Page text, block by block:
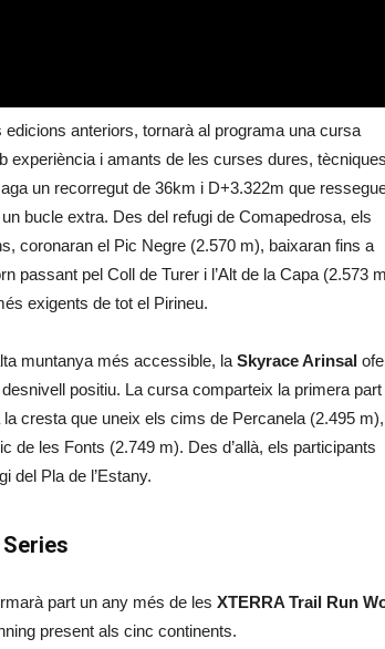
anteriors, tornarà al programa una cursa
experiència i amants de les curses dures,
un recorregut de 36km i D+3.322m que
bucle extra. Des del refugi de Comapedrosa, els
coronaran el Pic Negre (2.570 m), baixaran fins a
passant pel Coll de Turer i l’Alt de la Capa (2.573
exigents de tot el Pirineu.
muntanya més accessible, la Skyrace Arinsal
positiu. La cursa comparteix la primera part
cresta que uneix els cims de Percanela (2.495 m),
de les Fonts (2.749 m). Des d’allà, els participants
del Pla de l’Estany.
part un any més de les XTERRA Trail Run
present als cinc continents.